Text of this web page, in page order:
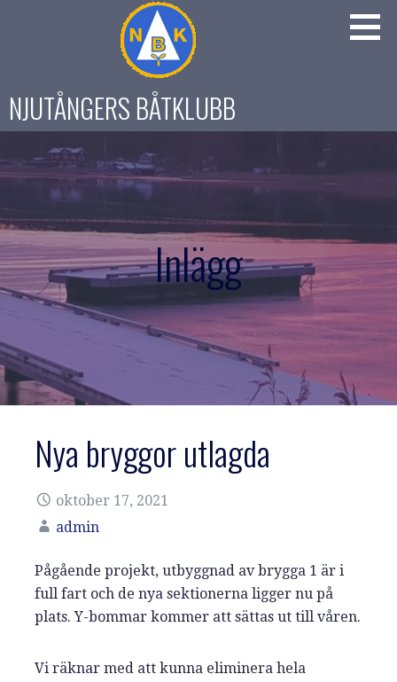
NJUTÅNGERS BÅTKLUBB
Inlägg
Nya bryggor utlagda
oktober 17, 2021
admin
Pågående projekt, utbyggnad av brygga 1 är i
full fart och de nya sektionerna ligger nu på
plats. Y-bommar kommer att sättas ut till våren.
Vi räknar med att kunna eliminera hela